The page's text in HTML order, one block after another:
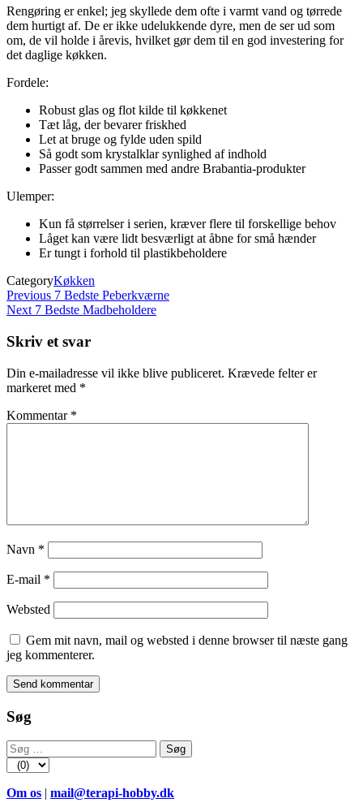
Rengøring er enkel; jeg skyllede dem ofte i varmt vand og tørrede
dem hurtigt af. De er ikke udelukkende dyre, men de ser ud som
om, de vil holde i årevis, hvilket gør dem til en god investering for
det daglige køkken.
Fordele:
Robust glas og flot kilde til køkkenet
Tæt låg, der bevarer friskhed
Let at bruge og fylde uden spild
Så godt som krystalklar synlighed af indhold
Passer godt sammen med andre Brabantia-produkter
Ulemper:
Kun få størrelser i serien, kræver flere til forskellige behov
Låget kan være lidt besværligt at åbne for små hænder
Er tungt i forhold til plastikbeholdere
CategoryKøkken
Indlægsnavigation
Previous
Post
Previous 7 Bedste Peberkværne
Next
Next 7 Bedste Madbeholdere
Skriv et svar
Din e-mailadresse vil ikke blive publiceret. Krævede felter er
markeret med *
Kommentar *
Navn *
E-mail *
Websted
Gem mit navn, mail og websted i denne browser til næste gang
jeg kommenterer.
Søg
Søg
efter:
Om os | mail@terapi-hobby.dk